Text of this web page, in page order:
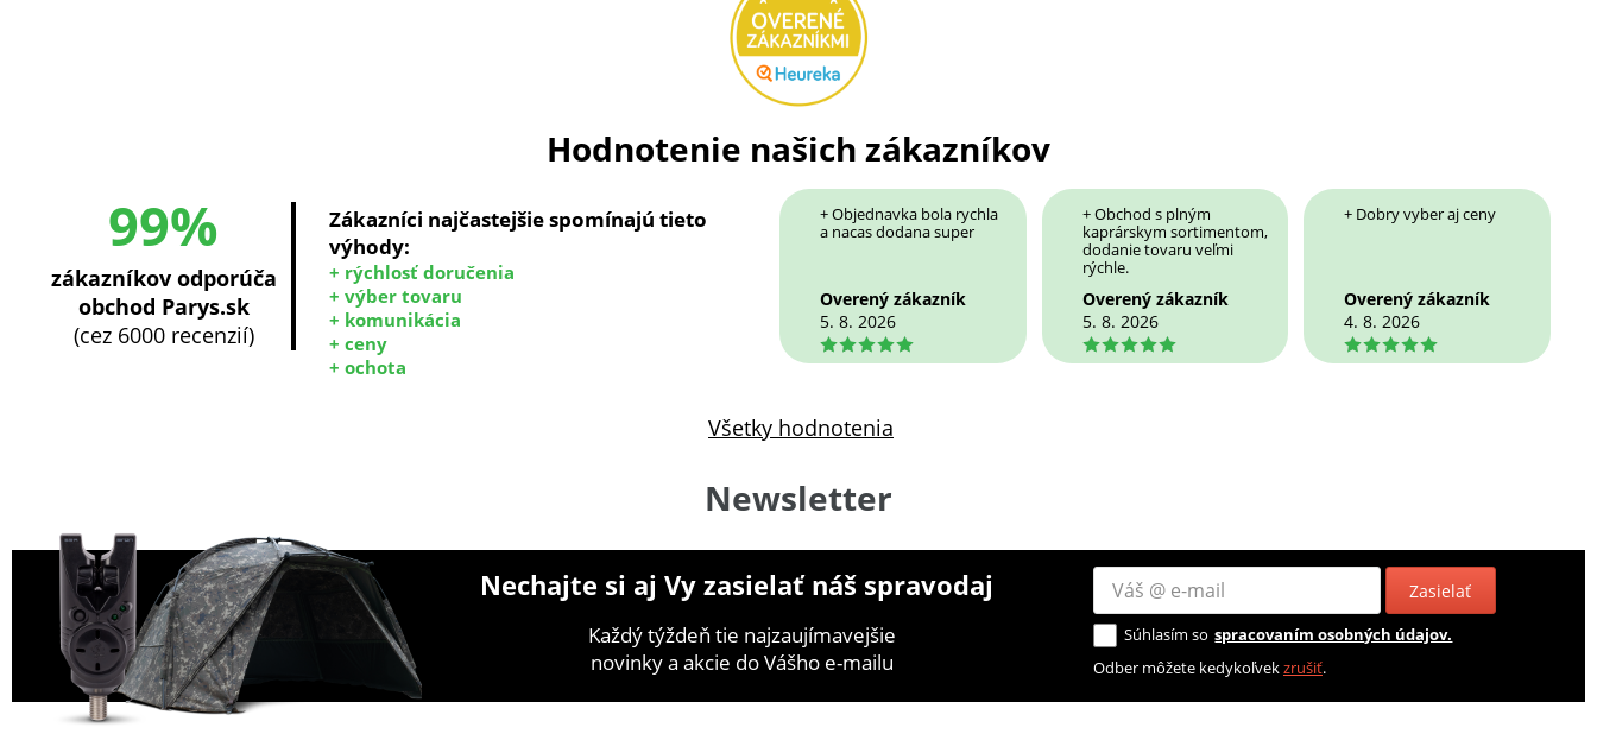
Hodnotenie našich zákazníkov
99%
zákazníkov odporúča
obchod Parys.sk
(cez 6000 recenzií)
Zákazníci najčastejšie spomínajú tieto
výhody:
+ rýchlosť doručenia
+ výber tovaru
+ komunikácia
+ ceny
+ ochota
+ Objednavka bola rychla
a nacas dodana super
Overený zákazník
5. 8. 2026
5
+ Obchod s plným
kaprárskym sortimentom,
dodanie tovaru veľmi
rýchle.
Overený zákazník
5. 8. 2026
5
+ Dobry vyber aj ceny
Overený zákazník
4. 8. 2026
5
Všetky hodnotenia
Newsletter
Nechajte si aj Vy zasielať náš spravodaj Zasielať
Každý týždeň tie najzaujímavejšie
novinky a akcie do Vášho e-mailu
Súhlasím so spracovaním osobných údajov.
Odber môžete kedykoľvekzrušiť.